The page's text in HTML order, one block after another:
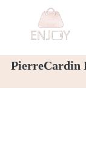
PierreCardin